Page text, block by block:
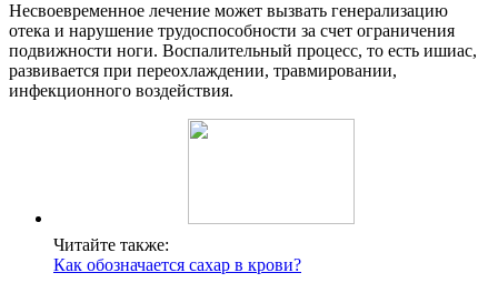
Несвоевременное лечение может вызвать генерализацию
отека и нарушение трудоспособности за счет ограничения
подвижности ноги. Воспалительный процесс, то есть ишиас,
развивается при переохлаждении, травмировании,
инфекционного воздействия.
Читайте также:
Как обозначается сахар в крови?